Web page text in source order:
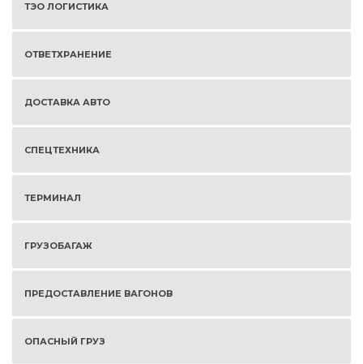
ТЭО ЛОГИСТИКА
ОТВЕТХРАНЕНИЕ
ДОСТАВКА АВТО
СПЕЦТЕХНИКА
ТЕРМИНАЛ
ГРУЗОБАГАЖ
ПРЕДОСТАВЛЕНИЕ ВАГОНОВ
ОПАСНЫЙ ГРУЗ